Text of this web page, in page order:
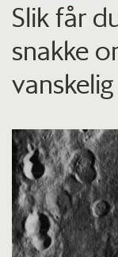
Slik får
snakke
vanskelig